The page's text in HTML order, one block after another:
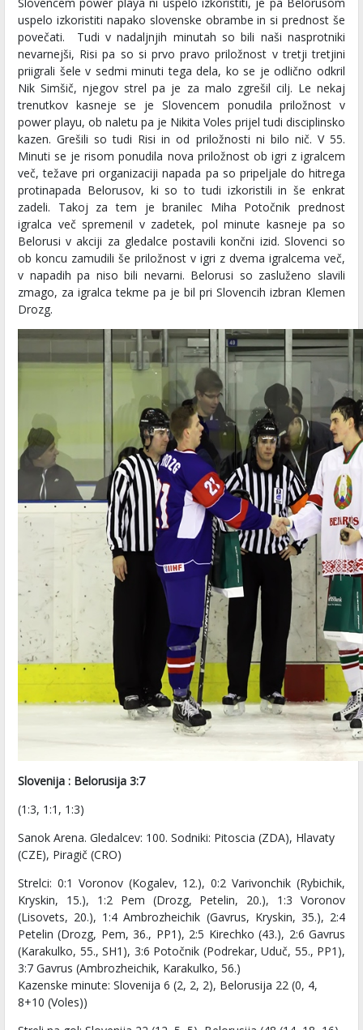
uspelo izkoristiti napako slovenske obrambe in si prednost še
povečati. Tudi v nadaljnjih minutah so bili naši nasprotniki
nevarnejši, Risi pa so si prvo pravo priložnost v tretji tretjini
priigrali šele v sedmi minuti tega dela, ko se je odlično odkril
Nik Simšič, njegov strel pa je za malo zgrešil cilj. Le nekaj
trenutkov kasneje se je Slovencem ponudila priložnost v
power playu, ob naletu pa je Nikita Voles prijel tudi disciplinsko
kazen. Grešili so tudi Risi in od priložnosti ni bilo nič. V 55.
Minuti se je risom ponudila nova priložnost ob igri z igralcem
več, težave pri organizaciji napada pa so pripeljale do hitrega
protinapada Belorusov, ki so to tudi izkoristili in še enkrat
zadeli. Takoj za tem je branilec Miha Potočnik prednost
igralca več spremenil v zadetek, pol minute kasneje pa so
Belorusi v akciji za gledalce postavili končni izid. Slovenci so
ob koncu zamudili še priložnost v igri z dvema igralcema več,
v napadih pa niso bili nevarni. Belorusi so zasluženo slavili
zmago, za igralca tekme pa je bil pri Slovencih izbran Klemen
Drozg.
Slovenija : Belorusija 3:7
(1:3, 1:1, 1:3)
Sanok Arena. Gledalcev: 100. Sodniki: Pitoscia (ZDA), Hlavaty
(CZE), Piragič (CRO)
Strelci: 0:1 Voronov (Kogalev, 12.), 0:2 Varivonchik (Rybichik,
Kryskin, 15.), 1:2 Pem (Drozg, Petelin, 20.), 1:3 Voronov
(Lisovets, 20.), 1:4 Ambrozheichik (Gavrus, Kryskin, 35.), 2:4
Petelin (Drozg, Pem, 36., PP1), 2:5 Kirechko (43.), 2:6 Gavrus
(Karakulko, 55., SH1), 3:6 Potočnik (Podrekar, Uduč, 55., PP1),
3:7 Gavrus (Ambrozheichik, Karakulko, 56.)
Kazenske minute: Slovenija 6 (2, 2, 2), Belorusija 22 (0, 4,
8+10 (Voles))